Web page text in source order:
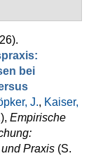
bei
J., Kaiser,
, Empirische
Praxis (S.